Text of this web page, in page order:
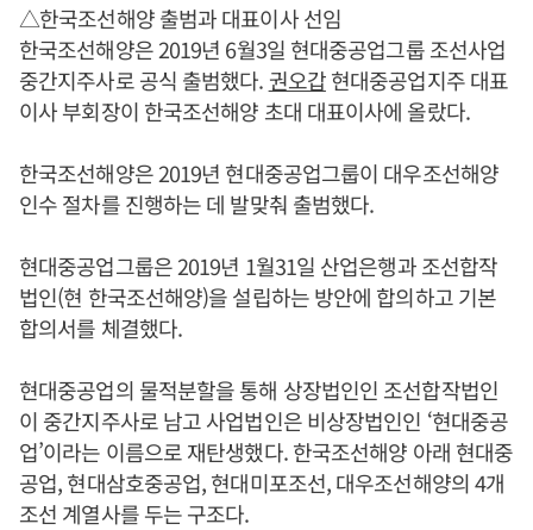
△한국조선해양 출범과 대표이사 선임
한국조선해양은 2019년 6월3일 현대중공업그룹 조선사업
중간지주사로 공식 출범했다. 권오갑현대중공업지주 대표
이사 부회장이 한국조선해양 초대 대표이사에 올랐다.
한국조선해양은 2019년 현대중공업그룹이 대우조선해양
인수 절차를 진행하는 데 발맞춰 출범했다.
현대중공업그룹은 2019년 1월31일 산업은행과 조선합작
법인(현 한국조선해양)을 설립하는 방안에 합의하고 기본
합의서를 체결했다.
현대중공업의 물적분할을 통해 상장법인인 조선합작법인
이 중간지주사로 남고 사업법인은 비상장법인인 ‘현대중공
업’이라는 이름으로 재탄생했다. 한국조선해양 아래 현대중
공업, 현대삼호중공업, 현대미포조선, 대우조선해양의 4개
조선 계열사를 두는 구조다.